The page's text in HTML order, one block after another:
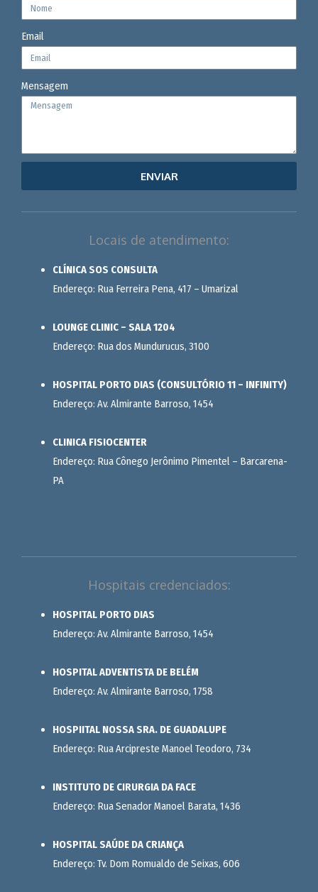
Email
Mensagem
ENVIAR
Locais de atendimento:
CLÍNICA SOS CONSULTA
Endereço: Rua Ferreira Pena, 417 – Umarizal
LOUNGE CLINIC – SALA 1204
Endereço: Rua dos Mundurucus, 3100
HOSPITAL PORTO DIAS (CONSULTÓRIO 11 – INFINITY)
Endereço: Av. Almirante Barroso, 1454
CLINICA FISIOCENTER
Endereço: Rua Cônego Jerônimo Pimentel – Barcarena-
PA
Hospitais credenciados:
HOSPITAL PORTO DIAS
Endereço: Av. Almirante Barroso, 1454
HOSPITAL ADVENTISTA DE BELÉM
Endereço: Av. Almirante Barroso, 1758
HOSPIITAL NOSSA SRA. DE GUADALUPE
Endereço: Rua Arcipreste Manoel Teodoro, 734
INSTITUTO DE CIRURGIA DA FACE
Endereço: Rua Senador Manoel Barata, 1436
HOSPITAL SAÚDE DA CRIANÇA
Endereço: Tv. Dom Romualdo de Seixas, 606